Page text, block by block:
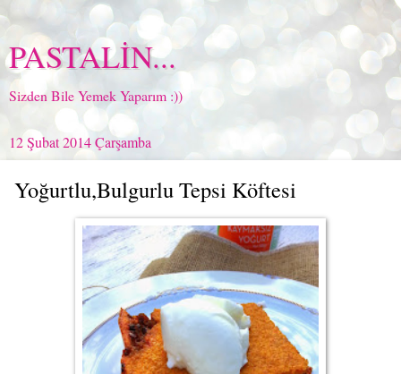
PASTALİN...
Sizden Bile Yemek Yaparım :))
12 Şubat 2014 Çarşamba
Yoğurtlu,Bulgurlu Tepsi Köftesi